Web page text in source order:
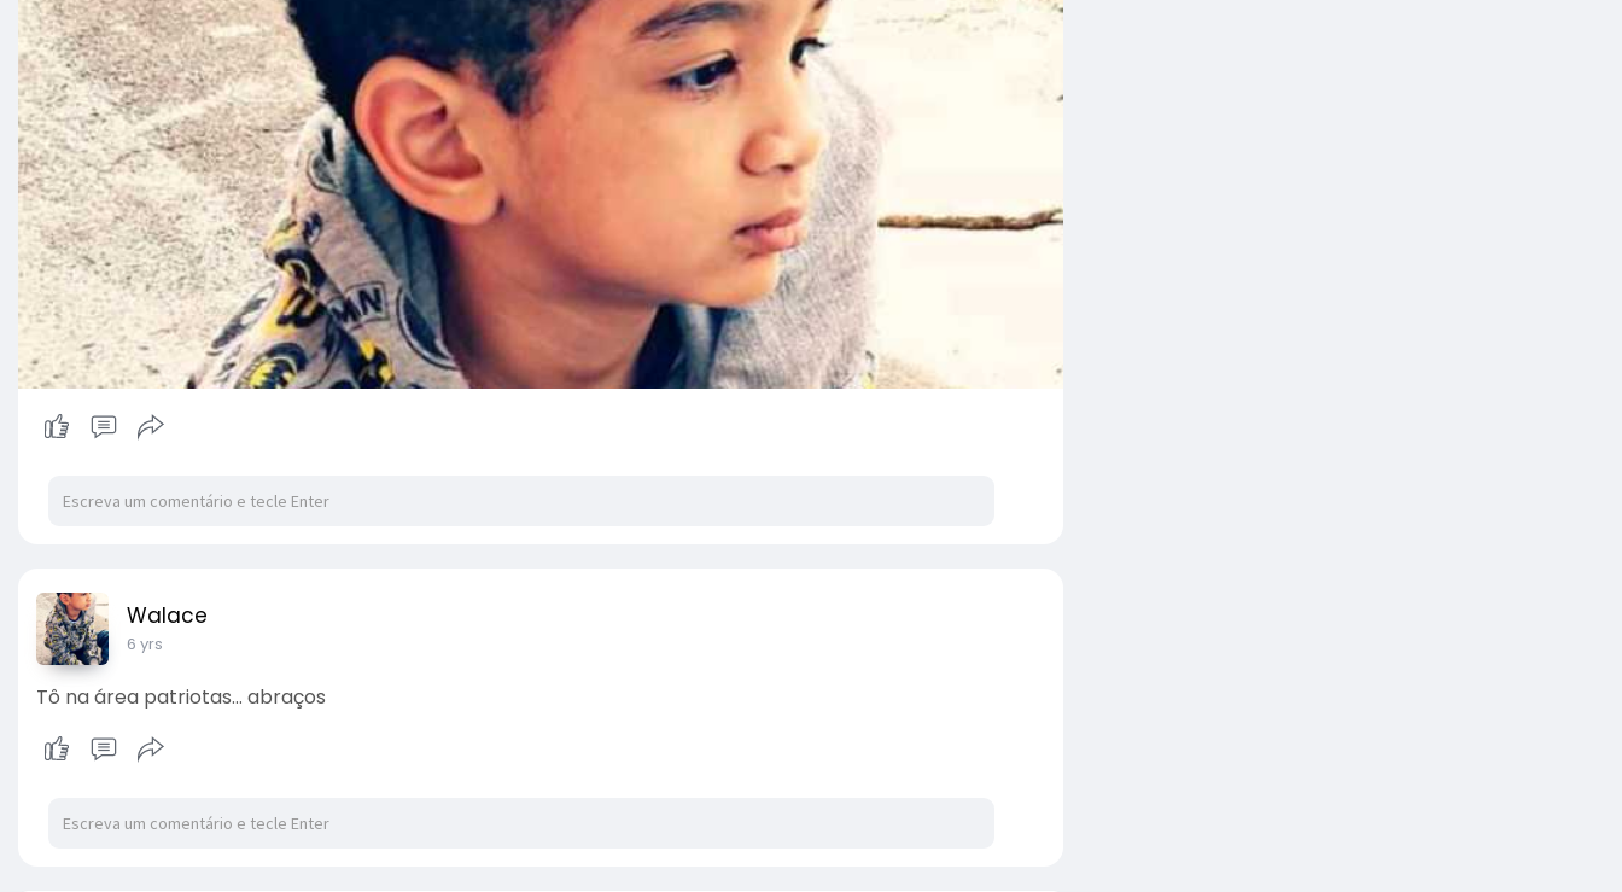
Walace
6 yrs
Tô na área patriotas... abraços